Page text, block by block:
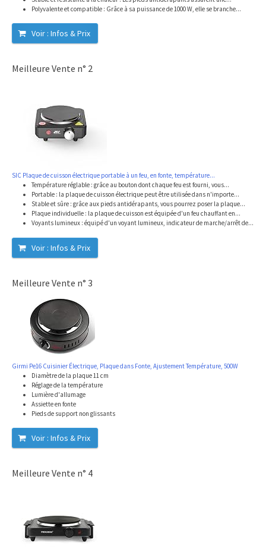
Polyvalente et compatible : Grâce à sa puissance de 1000 W, elle se branche...
Voir : Infos & Prix
Meilleure Vente n° 2
SIC Plaque de cuisson électrique portable à un feu, en fonte, température...
Température réglable : grâce au bouton dont chaque feu est fourni, vous...
Portable : la plaque de cuisson électrique peut être utilisée dans n'importe...
Stable et sûre : grâce aux pieds antidérapants, vous pourrez poser la plaque...
Plaque individuelle : la plaque de cuisson est équipée d'un feu chauffant en...
Voyants lumineux : équipé d'un voyant lumineux, indicateur de marche/arrêt de...
Voir : Infos & Prix
Meilleure Vente n° 3
Girmi Pe16 Cuisinier Électrique, Plaque dans Fonte, Ajustement Température, 500W
Diamètre de la plaque 11 cm
Réglage de la température
Lumière d'allumage
Assiette en fonte
Pieds de support non glissants
Voir : Infos & Prix
Meilleure Vente n° 4